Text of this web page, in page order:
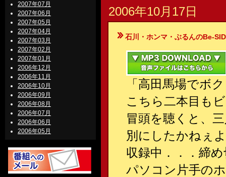
2007年07月
2007年06月
2007年05月
2007年04月
2007年03月
2007年02月
2007年01月
2006年12月
2006年11月
2006年10月
2006年09月
2006年08月
2006年07月
2006年06月
2006年05月
2006年10月17日
石川・ホンマ・ぶるんのBe-
「高田馬場でボ
こちら二本目も
冒頭を聴くと、
別にしたかねぇ
収録中．．．締
パソコン片手の